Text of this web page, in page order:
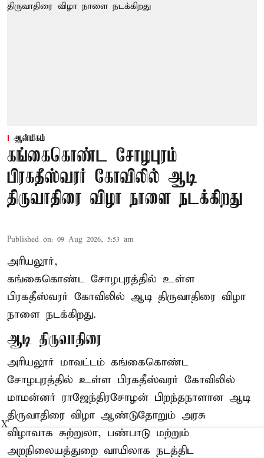
ஆன்மிகம்
கங்கைகொண்ட சோழபுரம்
பிரகதீஸ்வரர் கோவிலில் ஆடி
திருவாதிரை விழா நாளை நடக்கிறது
Published on: 09 Aug 2026, 5:53 am
அரியலூர்,
கங்கைகொண்ட சோழபுரத்தில் உள்ள
பிரகதீஸ்வரர் கோவிலில் ஆடி திருவாதிரை விழா
நாளை நடக்கிறது.
ஆடி திருவாதிரை
அரியலூர் மாவட்டம் கங்கைகொண்ட
சோழபுரத்தில் உள்ள பிரகதீஸ்வரர் கோவிலில்
மாமன்னர் ராஜேந்திரசோழன் பிறந்தநாளான ஆடி
திருவாதிரை விழா ஆண்டுதோறும் அரசு
விழாவாக சுற்றுலா, பண்பாடு மற்றும்
அறநிலையத்துறை வாயிலாக நடத்திட
X